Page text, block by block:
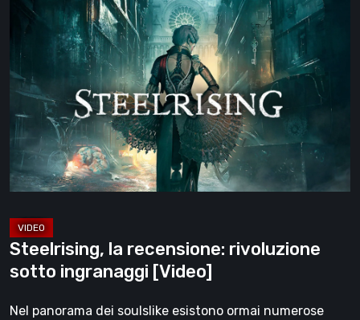
Steelrising,
recensione:
rivoluzione
sotto
ingranaggi
[Video]
Steelrising, la recensione: rivoluzione
sotto ingranaggi [Video]
Nel panorama dei soulslike esistono ormai numerose